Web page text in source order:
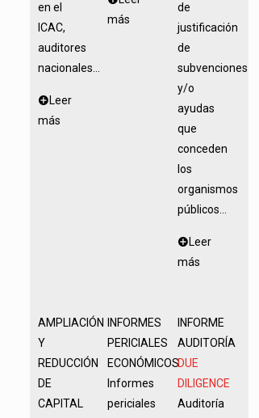
en el
ICAC,
auditores
nacionales...
Leer
más
más
de
justificación
de
subvenciones
y/o
ayudas
que
conceden
los
organismos
públicos...
Leer
más
AMPLIACIÓN
Y
REDUCCIÓN
DE
CAPITAL
INFORMES
PERICIALES
ECONÓMICOS
Informes
periciales
INFORME
AUDITORÍA
DUE
DILIGENCE
Auditoría